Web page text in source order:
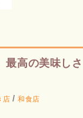
高の美味しさ
店/和食店